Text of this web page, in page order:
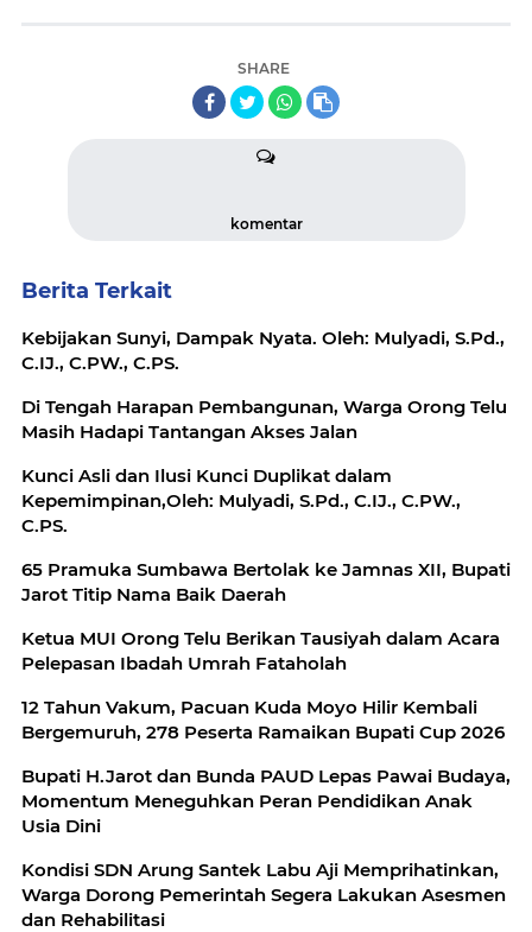
SHARE
komentar
Berita Terkait
Kebijakan Sunyi, Dampak Nyata. Oleh: Mulyadi, S.Pd.,
C.IJ., C.PW., C.PS.
Di Tengah Harapan Pembangunan, Warga Orong Telu
Masih Hadapi Tantangan Akses Jalan
Kunci Asli dan Ilusi Kunci Duplikat dalam
Kepemimpinan,Oleh: Mulyadi, S.Pd., C.IJ., C.PW.,
C.PS.
65 Pramuka Sumbawa Bertolak ke Jamnas XII, Bupati
Jarot Titip Nama Baik Daerah
Ketua MUI Orong Telu Berikan Tausiyah dalam Acara
Pelepasan Ibadah Umrah Fataholah
12 Tahun Vakum, Pacuan Kuda Moyo Hilir Kembali
Bergemuruh, 278 Peserta Ramaikan Bupati Cup 2026
Bupati H.Jarot dan Bunda PAUD Lepas Pawai Budaya,
Momentum Meneguhkan Peran Pendidikan Anak
Usia Dini
Kondisi SDN Arung Santek Labu Aji Memprihatinkan,
Warga Dorong Pemerintah Segera Lakukan Asesmen
dan Rehabilitasi